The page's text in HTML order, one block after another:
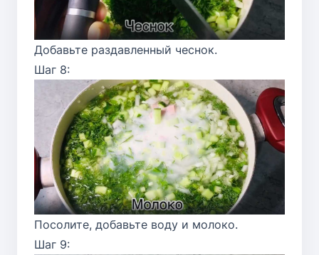
Добавьте раздавленный чеснок.
Шаг 8:
Посолите, добавьте воду и молоко.
Шаг 9: